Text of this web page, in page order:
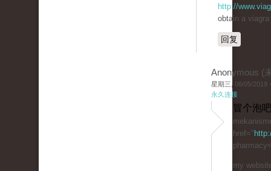
http://
obtain a
回复
Anonymous (
星期三, 06/05/2019
永久连接
冒个泡
href="
my